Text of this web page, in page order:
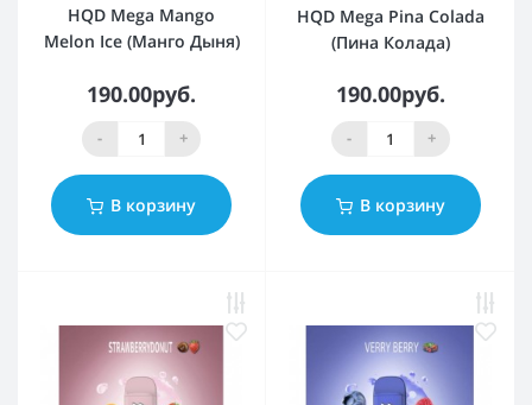
HQD Mega Mango
Melon Ice (Манго Дыня)
190.00руб.
- +
В корзину
HQD Mega Pina Colada
(Пина Колада)
190.00руб.
- +
В корзину